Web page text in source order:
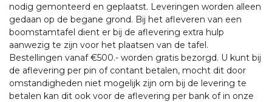
nodig gemonteerd en geplaatst. Leveringen worden alleen
gedaan op de begane grond. Bij het afleveren van een
boomstamtafel dient er bij de aflevering extra hulp
aanwezig te zijn voor het plaatsen van de tafel.
Bestellingen vanaf €500.- worden gratis bezorgd. U kunt bij
de aflevering per pin of contant betalen, mocht dit door
omstandigheden niet mogelijk zijn om bij de levering te
betalen kan dit ook voor de aflevering per bank of in onze